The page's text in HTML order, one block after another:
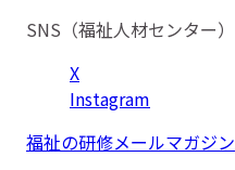
SNS（福祉人材センター）
X
Instagram
福祉の研修メールマガジン